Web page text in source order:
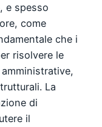
e spesso
come
che i
risolvere le
La
di
il